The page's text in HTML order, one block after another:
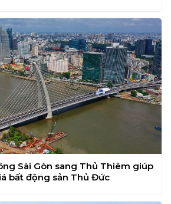
Sài Gòn sang Thủ Thiêm giúp
bất động sản Thủ Đức